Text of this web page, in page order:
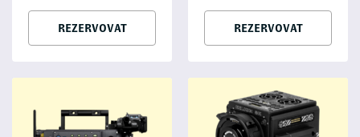
REZERVOVAT REZERVOVAT